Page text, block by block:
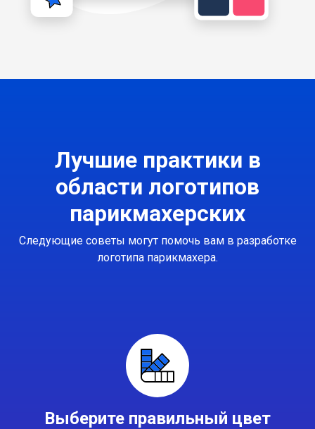
Лучшие практики в
области логотипов
парикмахерских
Следующие советы могут помочь вам в разработке
логотипа парикмахера.
Выберите правильный цвет